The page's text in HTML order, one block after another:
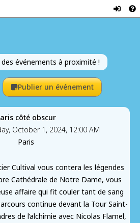
événements à proximité !
Publier un événement
côté obscur
October 1, 2024, 12:00 AM
Paris
Cultival vous contera les légendes
Cathédrale de Notre Dame, vous
affaire qui fit couler tant de sang
continue devant la Tour Saint-
de l’alchimie avec Nicolas Flamel,